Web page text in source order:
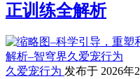
正训练全解析
久爱宠行为 发布于 2026年